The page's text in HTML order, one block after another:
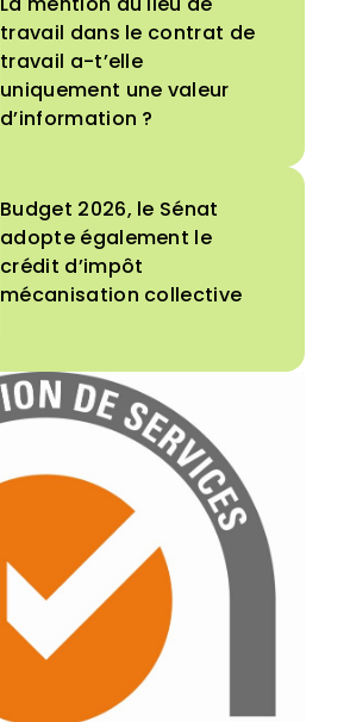
travail dans le contrat de
travail a-t’elle
uniquement une valeur
d’information ?
Budget 2026, le Sénat
adopte également le
crédit d’impôt
mécanisation collective